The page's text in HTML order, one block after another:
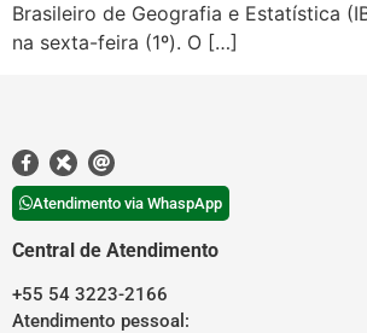
Brasileiro de Geografia e Estatística
na sexta-feira (1º). O […]
Atendimento via WhaspApp
Central de Atendimento
+55 54 3223-2166
Atendimento pessoal: